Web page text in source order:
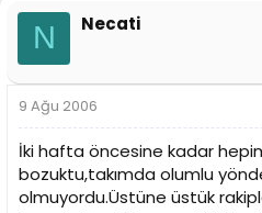
u
y
u
B
a
ş
l
a
t
a
a
ı
t
a
r
i
N Necati
9 Ağu 2006
İki hafta öncesine kadar
bozuktu,takımda olumlu yönde
olmuyordu.Üstüne üstük